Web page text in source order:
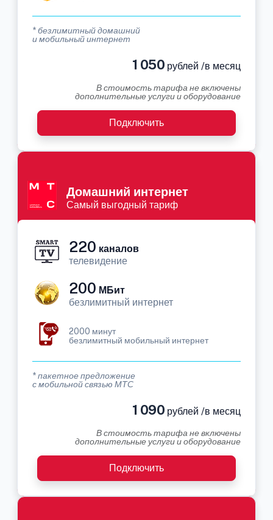
* безлимитный домашний
и мобильный интернет
1 050 рублей /в месяц
В стоимость тарифа не включены
дополнительные услуги и оборудование
Подключить
Домашний интернет
Самый выгодный тариф
220 каналов
телевидение
200 МБит
безлимитный интернет
2000 минут
безлимитный мобильный интернет
* пакетное предложение
с мобильной связью МТС
1 090 рублей /в месяц
В стоимость тарифа не включены
дополнительные услуги и оборудование
Подключить